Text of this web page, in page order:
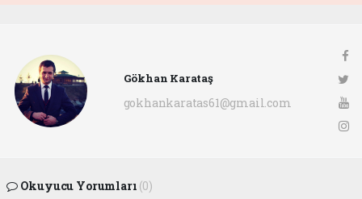
Gökhan Karataş
gokhankaratas61@gmail.com
Okuyucu Yorumları (0)